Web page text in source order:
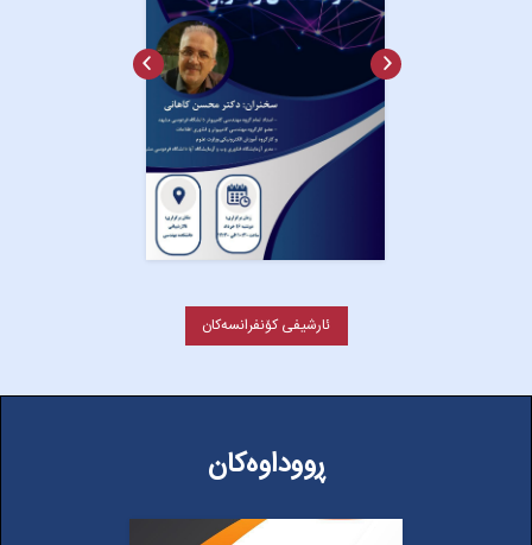
ئارشیفی کۆنفرانسەکان
ڕووداوەکان